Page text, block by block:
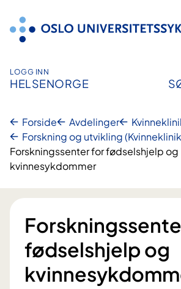
innhold
LOGG INN
HELSENORGE
Forside Avdelinger
Forskning og utvikling
Forskningssenter for fødselshjelp og
kvinnesykdommer
fødselshjelp og